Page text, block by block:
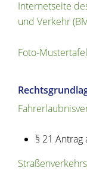
Internetseite
und Verkehr
Foto-
§ 21